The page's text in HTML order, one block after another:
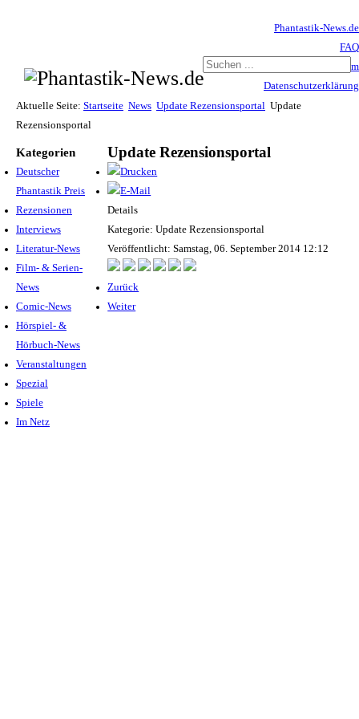
Phantastik-News.de
FAQ
Impressum
Datenschutzerklärung
Haftungsausschluss
Aktuelle Seite: Startseite News Update Rezensionsportal Update
Rezensionsportal
Kategorien
Deutscher
Phantastik Preis
Rezensionen
Interviews
Literatur-News
Film- & Serien-
News
Comic-News
Hörspiel- &
Hörbuch-News
Veranstaltungen
Spezial
Spiele
Im Netz
Update Rezensionsportal
Details
Kategorie: Update Rezensionsportal
Veröffentlicht: Samstag, 06. September 2014 12:12
Zurück
Weiter